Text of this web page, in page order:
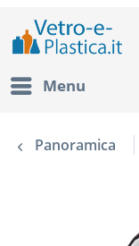
Menu
Panoramica